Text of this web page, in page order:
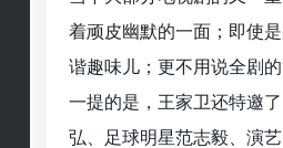
着顽皮幽默的一面；即使
谐趣味儿；更不用说全剧
一提的是，王家卫还特邀
弘、足球明星范志毅、演